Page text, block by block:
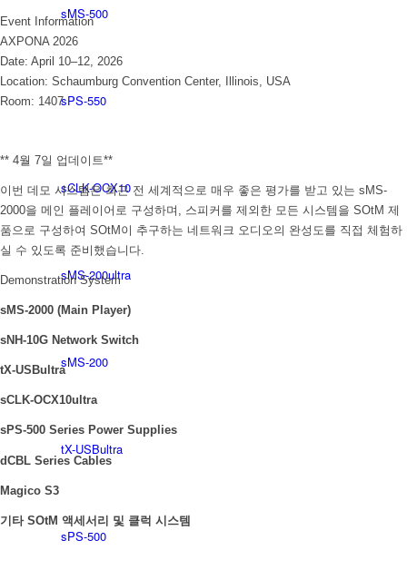
sMS-500
sPS-550
sCLK-OCX10
sMS-200ultra
sMS-200
tX-USBultra
sPS-500
Event Information
AXPONA 2026
Date: April 10–12, 2026
Location: Schaumburg Convention Center, Illinois, USA
Room: 1407
** 4월 7일 업데이트**
이번 데모 시스템은 최근 전 세계적으로 매우 좋은 평가를 받고 있는 sMS-
2000을 메인 플레이어로 구성하며, 스피커를 제외한 모든 시스템을 SOtM 제
품으로 구성하여 SOtM이 추구하는 네트워크 오디오의 완성도를 직접 체험하
실 수 있도록 준비했습니다.
Demonstration System
sMS-2000 (Main Player)
sNH-10G Network Switch
tX-USBultra
sCLK-OCX10ultra
sPS-500 Series Power Supplies
dCBL Series Cables
Magico S3
기타 SOtM 액세서리 및 클럭 시스템